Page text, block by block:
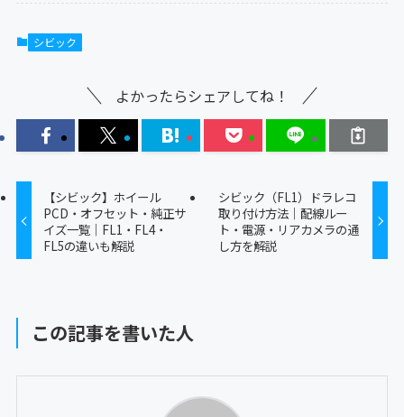
シビック
よかったらシェアしてね！
【シビック】ホイール
PCD・オフセット・純正サ
イズ一覧｜FL1・FL4・
FL5の違いも解説
シビック（FL1）ドラレコ
取り付け方法｜配線ルー
ト・電源・リアカメラの通
し方を解説
この記事を書いた人